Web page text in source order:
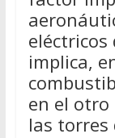
eléctricos
implica,
en el otro
las torres